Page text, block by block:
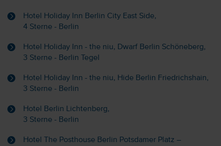
Hotel Holiday Inn Berlin City East Side,
4 Sterne - Berlin
Hotel Holiday Inn - the niu, Dwarf Berlin Schöneberg,
3 Sterne - Berlin Tegel
Hotel Holiday Inn - the niu, Hide Berlin Friedrichshain,
3 Sterne - Berlin
Hotel Berlin Lichtenberg,
3 Sterne - Berlin
Hotel The Posthouse Berlin Potsdamer Platz –